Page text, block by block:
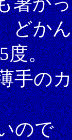
どか
度。
手の
ので